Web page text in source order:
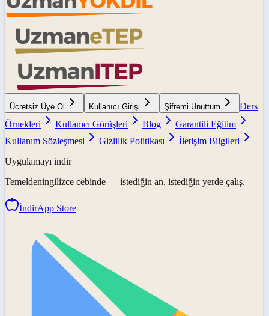
Ücretsiz Üye Ol Kullanıcı Girişi Şifremi Unuttum
Ders
Örnekleri
Kullanıcı Görüşleri Blog
Garantili Eğitim
Kullanım Sözleşmesi
Gizlilik Politikası
İletişim Bilgileri
Uygulamayı indir
Temeldeningilizce cebinde — istediğin an, istediğin yerde çalış.
İndirApp Store